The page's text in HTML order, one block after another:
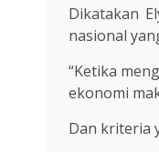
Dikatakan
nasional
“Ketika
ekonomi
Dan kriteria